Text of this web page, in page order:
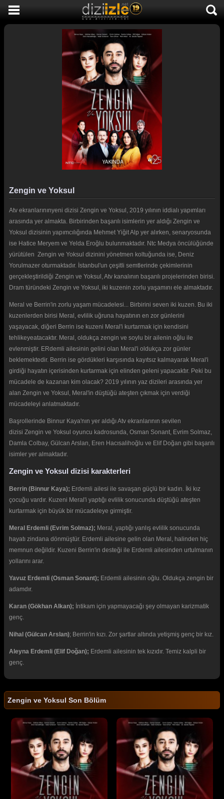
SON EKLENEN DİZİLER
GENÇLİK
DİZİ HABERLERİ
Zengin ve Yoksul
Atv ekranlarınınyeni dizisi Zengin ve Yoksul, 2019 yılının iddialı yapımları
arasında yer almakta. Birbirinden başarılı isimlerin yer aldığı Zengin ve
Yoksul dizisinin yapımcılığında Mehmet Yiğit Alp yer alırken, senaryosunda
ise Hatice Meryem ve Yelda Eroğlu bulunmaktadır. Ntc Medya öncülüğünde
yürütülen Zengin ve Yoksul dizinini yönetmen koltuğunda ise, Deniz
Yorulmazer oturmaktadır. İstanbul'un çeşitli semtlerinde çekimlerinin
gerçekleştirildiği Zengin ve Yoksul, Atv kanalının başarılı projelerinden birisi.
Dram türündeki Zengin ve Yoksul, iki kuzenin zorlu yaşamını ele almaktadır.
Meral ve Berrin'in zorlu yaşam mücadelesi... Birbirini seven iki kuzen. Bu iki
kuzenlerden birisi Meral, evlilik uğruna hayatının en zor günlerini
yaşayacak, diğeri Berrin ise kuzeni Meral'i kurtarmak için kendisini
tehlikeyeatacaktır. Meral, oldukça zengin ve soylu bir ailenin oğlu ile
evlenmiştir. ERdemli ailesinin gelini olan Meral'i oldukça zor günler
beklemektedir. Berrin ise gördükleri karşısında kayıtsız kalmayarak Meral'i
girdiği hayatın içerisinden kurtarmak için elinden geleni yapacaktır. Peki bu
mücadele de kazanan kim olacak? 2019 yılının yaz dizileri arasında yer
alan Zengin ve Yoksul, Meral'in düştüğü ateşten çıkmak için verdiği
mücadeleyi anlatmaktadır.
Başrollerinde Binnur Kaya'nın yer aldığı Atv ekranlarının sevilen
dizisi Zengin ve Yoksul oyuncu kadrosunda, Osman Sonant, Evrim Solmaz,
Damla Colbay, Gülcan Arslan, Eren Hacısalihoğlu ve Elif Doğan gibi başarılı
isimler yer almaktadır.
Zengin ve Yoksul dizisi karakterleri
Berrin (Binnur Kaya); Erdemli ailesi ile savaşan güçlü bir kadın. İki kız
çocuğu vardır. Kuzeni Meral'i yaptığı evlilik sonucunda düştüğü ateşten
kurtarmak için büyük bir mücadeleye girmiştir.
Meral Erdemli (Evrim Solmaz); Meral, yaptığı yanlış evlilik sonucunda
hayatı zindana dönmüştür. Erdemli ailesine gelin olan Meral, halinden hiç
memnun değildir. Kuzeni Berrin'in desteği ile Erdemli ailesinden urtulmanın
yollarını arar.
Yavuz Erdemli (Osman Sonant); Erdemli ailesinin oğlu. Oldukça zengin bir
adamdır.
Karan (Gökhan Alkan); İntikam için yapmayacağı şey olmayan karizmatik
genç.
Nihal (Gülcan Arslan); Berrin'in kızı. Zor şartlar altında yetişmiş genç bir kız.
Aleyna Erdemli (Elif Doğan); Erdemli ailesinin tek kızıdır. Temiz kalpli bir
genç.
Zengin ve Yoksul Son Bölüm